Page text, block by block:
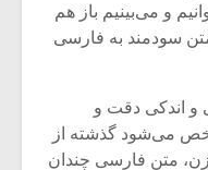
و می‌بینیم باز هم
سودمند به فارسی
اندکی دقت و
می‌شود گذشته از
متن فارسی چندان